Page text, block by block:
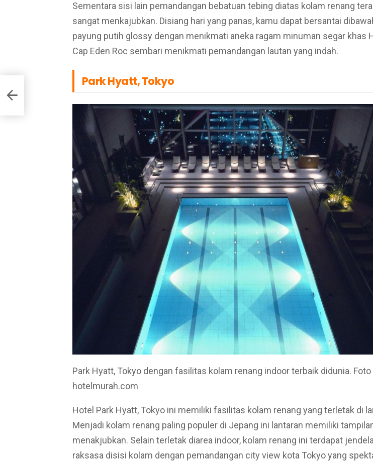
Sementara sisi lain pemandangan bebatuan tebing diatas kolam renang
sangat menkajubkan. Disiang hari yang panas, kamu dapat bersantai
payung putih glossy dengan menikmati aneka ragam minuman segar khas
Cap Eden Roc sembari menikmati pemandangan lautan yang indah.
Park Hyatt, Tokyo
Park Hyatt, Tokyo dengan fasilitas kolam renang indoor terbaik didunia. Foto
hotelmurah.com
Hotel Park Hyatt, Tokyo ini memiliki fasilitas kolam renang yang terletak di
Menjadi kolam renang paling populer di Jepang ini lantaran memiliki
menakjubkan. Selain terletak diarea indoor, kolam renang ini terdapat jendela
raksasa disisi kolam dengan pemandangan city view kota Tokyo yang